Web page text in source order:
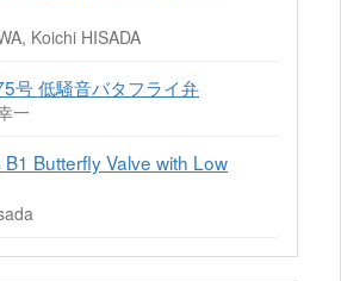
Koichi HISADA
号 低騒音バタフライ弁
一
Butterfly Valve with Low